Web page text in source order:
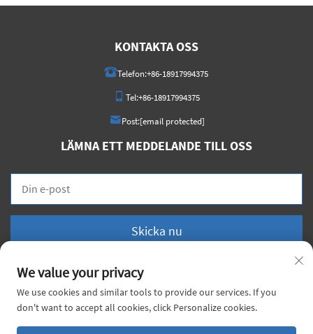
KONTAKTA OSS
Telefon:+86-18917994375
Tel:+86-18917994375
Post:[email protected]
LÄMNA ETT MEDDELANDE TILL OSS
Skicka nu
We value your privacy
We use cookies and similar tools to provide our services. If you
don't want to accept all cookies, click Personalize cookies.